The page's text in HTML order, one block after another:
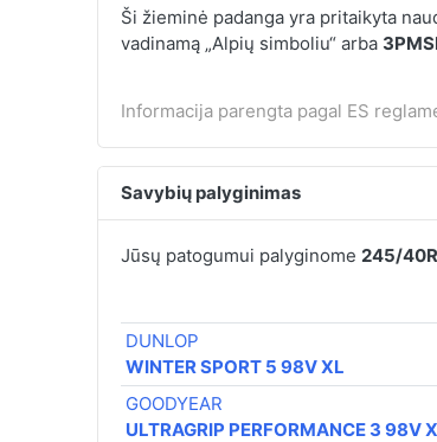
Ši žieminė padanga yra pritaikyta
vadinamą „Alpių simboliu“ arba
Informacija parengta pagal ES
Savybių palyginimas
Jūsų patogumui palyginome 245/
DUNLOP
WINTER SPORT 5 98V XL
GOODYEAR
ULTRAGRIP PERFORMANCE 3 98V